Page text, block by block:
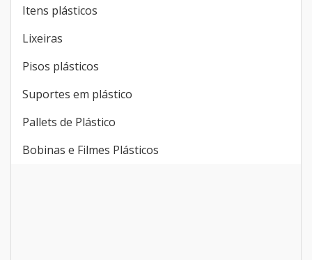
Itens plásticos
Lixeiras
Pisos plásticos
Suportes em plástico
Pallets de Plástico
Bobinas e Filmes Plásticos